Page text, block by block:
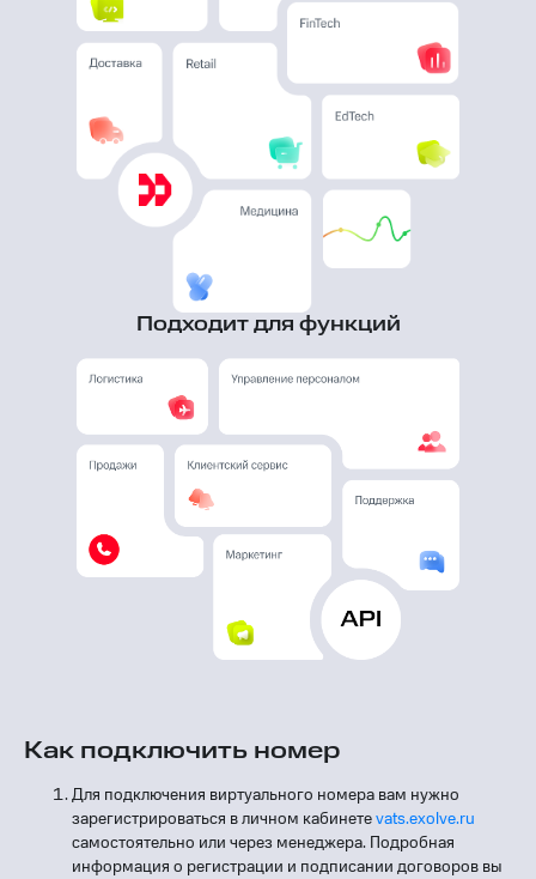
Подходит для функций
Как подключить номер
Для подключения виртуального номера вам нужно
зарегистрироваться в личном кабинетеvats.exolve.ru
самостоятельно или через менеджера. Подробная
информация о регистрации и подписании договоров вы